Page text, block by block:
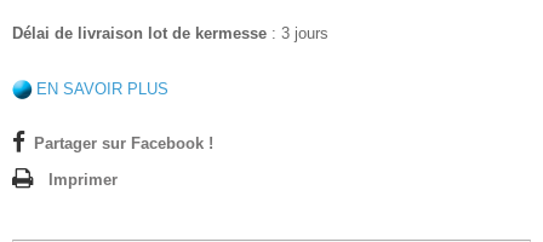
Délai de livraison lot de kermesse : 3 jours
EN SAVOIR PLUS
Partager sur Facebook !
Imprimer